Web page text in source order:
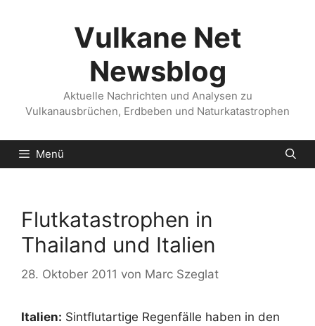
Vulkane Net
Newsblog
Aktuelle Nachrichten und Analysen zu
Vulkanausbrüchen, Erdbeben und Naturkatastrophen
Menü
Flutkatastrophen in
Thailand und Italien
28. Oktober 2011 von Marc Szeglat
Italien: Sintflutartige Regenfälle haben in den